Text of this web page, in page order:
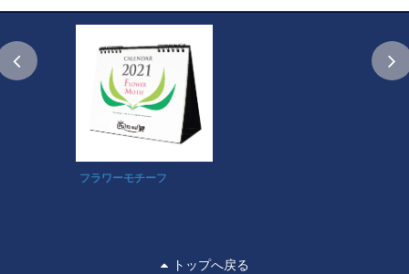
フラワーモチーフ
トップへ戻る